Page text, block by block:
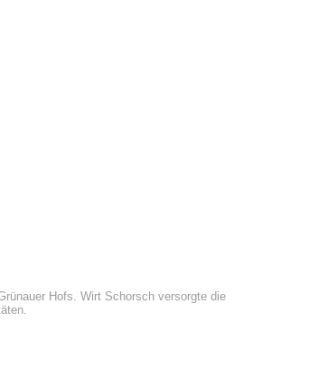
Hofs. Wirt Schorsch versorgte die